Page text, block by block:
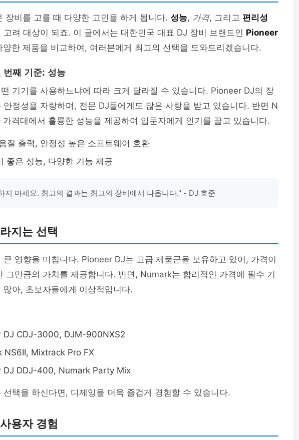
장비를 고를 때 다양한 고민을 하게 됩니다. 성능, 가격, 그리고 편리성
고려 대상이 되죠. 이 글에서는 대한민국 대표 DJ 장비 브랜드인 Pioneer
양한 제품을 비교하여, 여러분에게 최고의 선택을 도와드리겠습니다.
번째 기준: 성능
기기를 사용하느냐에 따라 크게 달라질 수 있습니다. Pioneer DJ의 장
안정성을 자랑하며, 전문 DJ들에게도 많은 사랑을 받고 있습니다. 반면 N
격대에서 훌륭한 성능을 제공하여 입문자에게 인기를 끌고 있습니다.
질 출력, 안정성 높은 소프트웨어 호환
좋은 성능, 다양한 기능 제공
지 마세요. 최고의 결과는 최고의 장비에서 나옵니다." - DJ 호준
지는 선택
큰 영향을 미칩니다. Pioneer DJ는 고급 제품군을 보유하고 있어, 가격이
그만큼의 가치를 제공합니다. 반면, Numark는 합리적인 가격에 필수 기
많아, 초보자들에게 이상적입니다.
DJ CDJ-3000, DJM-900NXS2
NS6II, Mixtrack Pro FX
DJ DDJ-400, Numark Party Mix
선택을 하신다면, 디제잉을 더욱 즐겁게 경험할 수 있습니다.
용자 경험